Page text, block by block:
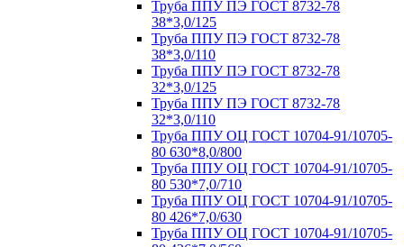
Труба ППУ ПЭ ГОСТ 8732-78
38*3,0/125
Труба ППУ ПЭ ГОСТ 8732-78
38*3,0/110
Труба ППУ ПЭ ГОСТ 8732-78
32*3,0/125
Труба ППУ ПЭ ГОСТ 8732-78
32*3,0/110
Труба ППУ ОЦ ГОСТ 10704-91/10705-
80 630*8,0/800
Труба ППУ ОЦ ГОСТ 10704-91/10705-
80 530*7,0/710
Труба ППУ ОЦ ГОСТ 10704-91/10705-
80 426*7,0/630
Труба ППУ ОЦ ГОСТ 10704-91/10705-